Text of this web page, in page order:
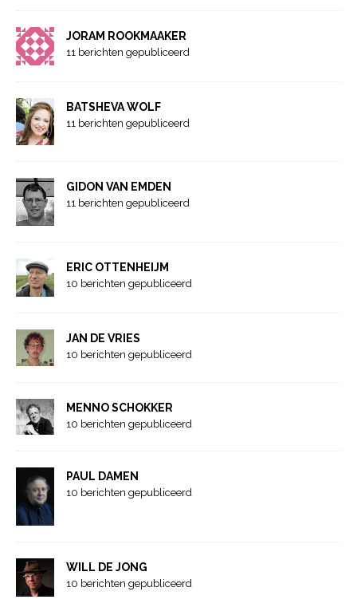
JORAM ROOKMAAKER
11 berichten gepubliceerd
BATSHEVA WOLF
11 berichten gepubliceerd
GIDON VAN EMDEN
11 berichten gepubliceerd
ERIC OTTENHEIJM
10 berichten gepubliceerd
JAN DE VRIES
10 berichten gepubliceerd
MENNO SCHOKKER
10 berichten gepubliceerd
PAUL DAMEN
10 berichten gepubliceerd
WILL DE JONG
10 berichten gepubliceerd